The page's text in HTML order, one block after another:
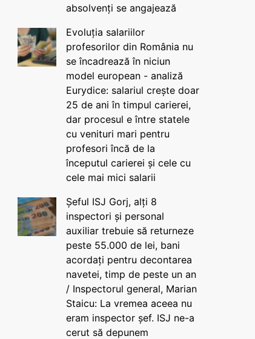
absolvenți se angajează
Evoluția salariilor
profesorilor din România nu
se încadrează în niciun
model european - analiză
Eurydice: salariul crește doar
25 de ani în timpul carierei,
dar procesul e între statele
cu venituri mari pentru
profesori încă de la
începutul carierei și cele cu
cele mai mici salarii
Șeful ISJ Gorj, alți 8
inspectori și personal
auxiliar trebuie să returneze
peste 55.000 de lei, bani
acordați pentru decontarea
navetei, timp de peste un an
/ Inspectorul general, Marian
Staicu: La vremea aceea nu
eram inspector șef. ISJ ne-a
cerut să depunem